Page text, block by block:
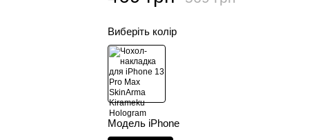
Виберіть колір
Модель iPhone